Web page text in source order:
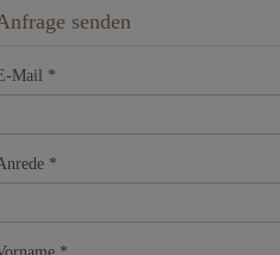
senden
Mail